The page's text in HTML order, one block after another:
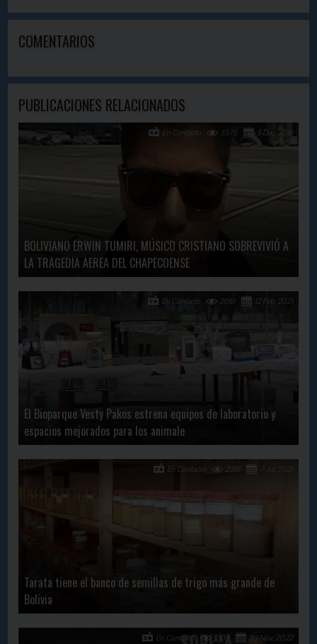
COMENTARIOS
PUBLICACIONES RELACIONADOS
BOLIVIANO ERWIN TUMIRI, MÚSICO CRISTIANO SOBREVIVIÓ A
LA TRAGEDIA AEREA DEL CHAPECOENSE
5 Dec, 2016
3576
En Contacto
El Bioparque Vesty Pakos estrena equipos de laboratorio y
espacios mejorados para los animale
12 Feb, 2021
2061
En Contacto
Tarata tiene el banco de semillas de trigo más grande de
Bolivia
7 Jul, 2021
2381
En Contacto
23 Nov, 2022
1305
En Contacto